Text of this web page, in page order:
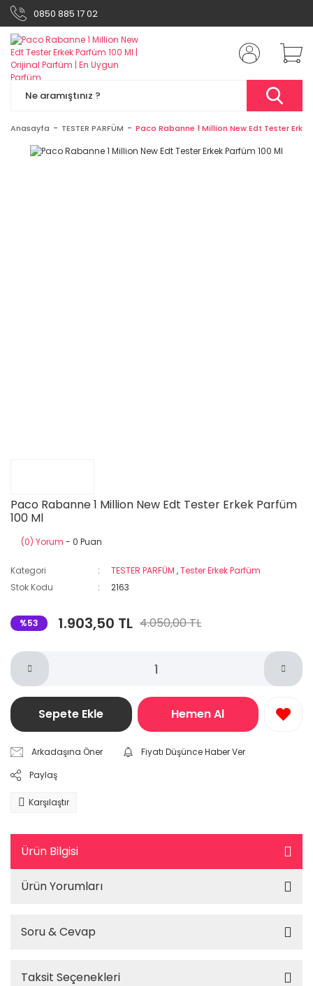
0850 885 17 02
Anasayfa TESTER PARFÜM Paco Rabanne 1 Million New Edt Tester
Paco Rabanne 1 Million New Edt Tester Erkek Parfüm
100 Ml
(0) Yorum - 0 Puan
Kategori TESTER PARFÜM ,Tester Erkek Parfüm
Stok Kodu
2163
%53 1.903,50 TL 4.050,00 TL
Sepete Ekle Hemen Al
Arkadaşına Öner
Fiyatı Düşünce Haber Ver
Paylaş
Karşılaştır
Ürün Bilgisi
Ürün Yorumları
Soru & Cevap
Taksit Seçenekleri